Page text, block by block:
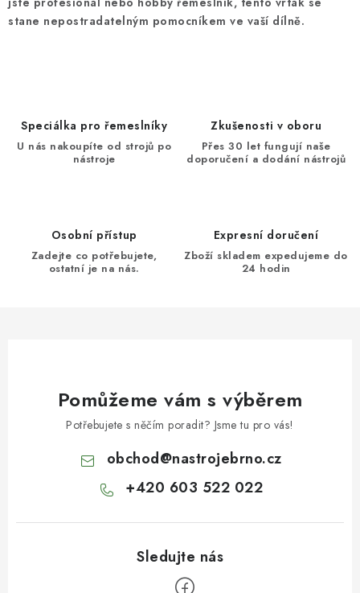
stane nepostradatelným pomocníkem ve vaší dílně.
Speciálka pro řemeslníky
U nás nakoupíte od strojů po
nástroje
Zkušenosti v oboru
Přes 30 let fungují naše
doporučení a dodání nástrojů
Osobní přístup
Zadejte co potřebujete,
ostatní je na nás.
Expresní doručení
Zboží skladem expedujeme do
24 hodin
Pomůžeme vám s výběrem
Potřebujete s něčím poradit? Jsme tu pro vás!
obchod@nastrojebrno.cz
+420 603 522 022